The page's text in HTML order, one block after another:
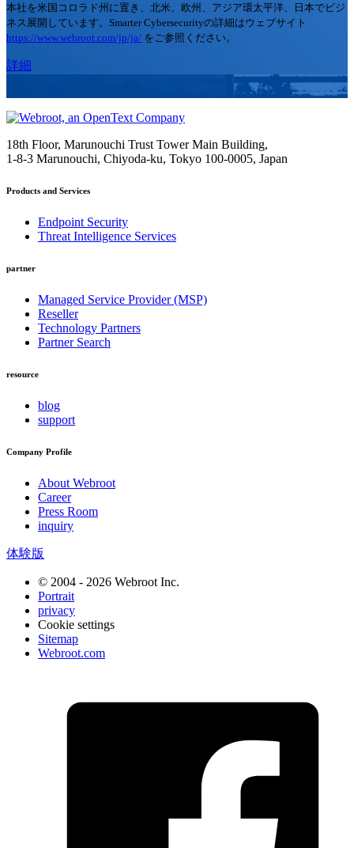
本社を米国コロラド州に置き、北米、欧州、アジア環太平洋、日本でビジ
ネス展開しています。Smarter Cybersecurityの詳細はウェブサイト
https://www.webroot.com/jp/ja/ をご参照ください。
詳細
18th Floor, Marunouchi Trust Tower Main Building,
1-8-3 Marunouchi, Chiyoda-ku, Tokyo 100-0005, Japan
Products and Services
Endpoint Security
Threat Intelligence Services
partner
Managed Service Provider (MSP)
Reseller
Technology Partners
Partner Search
resource
blog
support
Company Profile
About Webroot
Career
Press Room
inquiry
体験版
© 2004 - 2026 Webroot Inc.
Portrait
privacy
Cookie settings
Sitemap
Webroot.com